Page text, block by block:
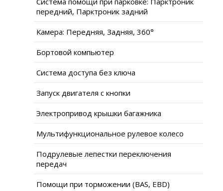
передний, Парктроник задний
Камера: Передняя, Задняя, 360°
Бортовой компьютер
Система доступа без ключа
Запуск двигателя с кнопки
Электропривод крышки багажника
Мультифункциональное рулевое колесо
Подрулевые лепестки переключения
передач
Помощи при торможении (BAS, EBD)